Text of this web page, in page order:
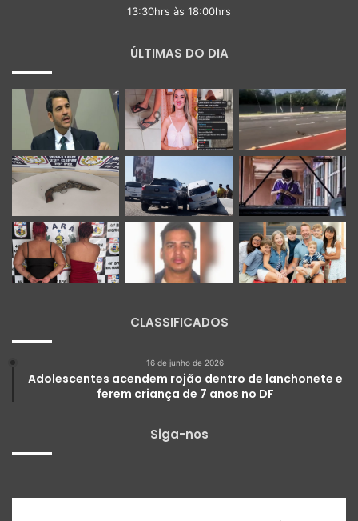
13:30hrs às 18:00hrs
ÚLTIMAS DO DIA
CLASSIFICADOS
16 de junho de 2026
Adolescentes acendem rojão dentro de lanchonete e
ferem criança de 7 anos no DF
Siga-nos